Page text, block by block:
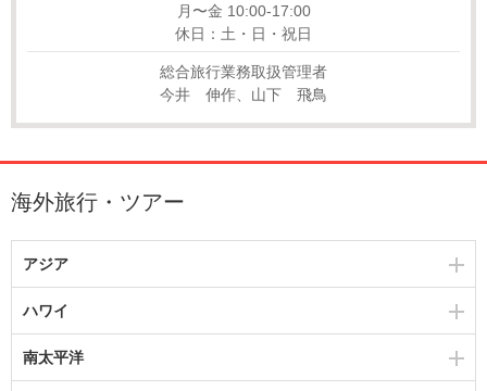
月〜金 10:00-17:00
休日：土・日・祝日
総合旅行業務取扱管理者
今井 伸作、山下 飛鳥
海外旅行・ツアー
アジア
ハワイ
南太平洋